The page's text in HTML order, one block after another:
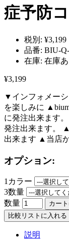
症予防
税別: ¥3,199
品番: BIU-
在庫: 在庫あ
¥3,199
▼インフォメー
を楽しみに
に発注出来ます
発注出来ます。
出来ます ▲当店
オプション:
1カラー
3数量
数量
カー
比較リストに入れる
説明